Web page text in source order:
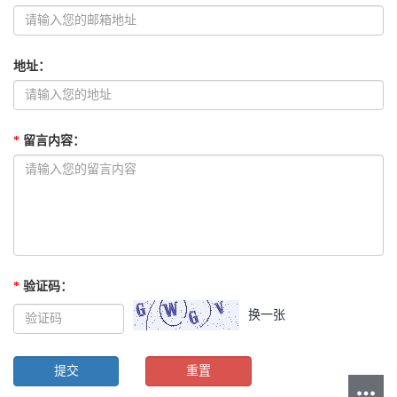
地址：
* 留言内容：
* 验证码：
换一张